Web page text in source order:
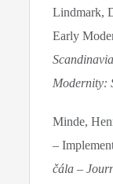
Lindmark,
Early
Modernity:
Minde,
–
čála –